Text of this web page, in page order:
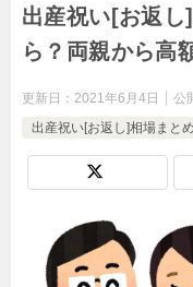
出産祝い[お返し
ら？両親から高
更新日： 2021年6月4日 公
出産祝い[お返し]相場まとめ